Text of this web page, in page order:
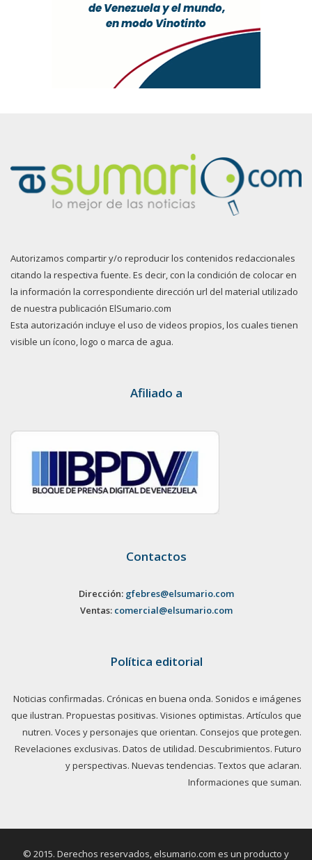
Autorizamos compartir y/o reproducir los contenidos redaccionales
citando la respectiva fuente. Es decir, con la condición de colocar en
la información la correspondiente dirección url del material utilizado
de nuestra publicación ElSumario.com
Esta autorización incluye el uso de videos propios, los cuales tienen
visible un ícono, logo o marca de agua.
Afiliado a
Contactos
Dirección: gfebres@elsumario.com
Ventas: comercial@elsumario.com
Política editorial
Noticias confirmadas. Crónicas en buena onda. Sonidos e imágenes
que ilustran. Propuestas positivas. Visiones optimistas. Artículos que
nutren. Voces y personajes que orientan. Consejos que protegen.
Revelaciones exclusivas. Datos de utilidad. Descubrimientos. Futuro
y perspectivas. Nuevas tendencias. Textos que aclaran.
Informaciones que suman.
© 2015. Derechos reservados, elsumario.com es un producto y